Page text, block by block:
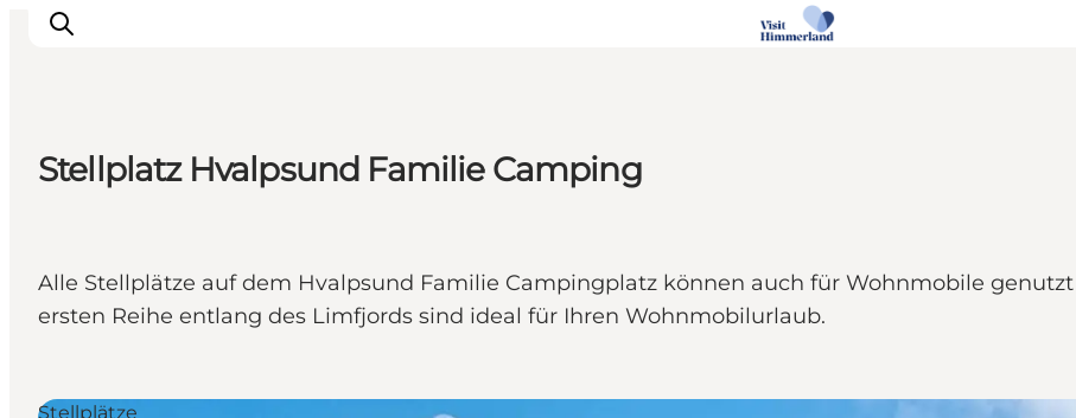
Städte und Orte
Das passiert
Stellplatz Hvalpsund Familie Camping
Alle Stellplätze auf dem Hvalpsund Familie Campingplatz können auch für Wohnmobile
ersten Reihe entlang des Limfjords sind ideal für Ihren Wohnmobilurlaub.
Stellplätze